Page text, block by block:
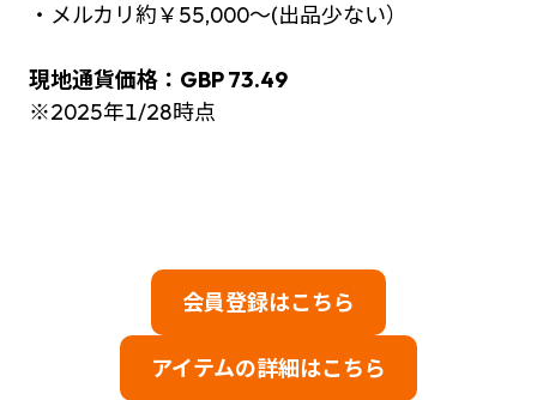
・メルカリ約￥55,000～(出品少ない）
現地通貨価格： GBP 73.49
※2025年1/28時点
会員登録はこちら
アイテムの詳細はこちら